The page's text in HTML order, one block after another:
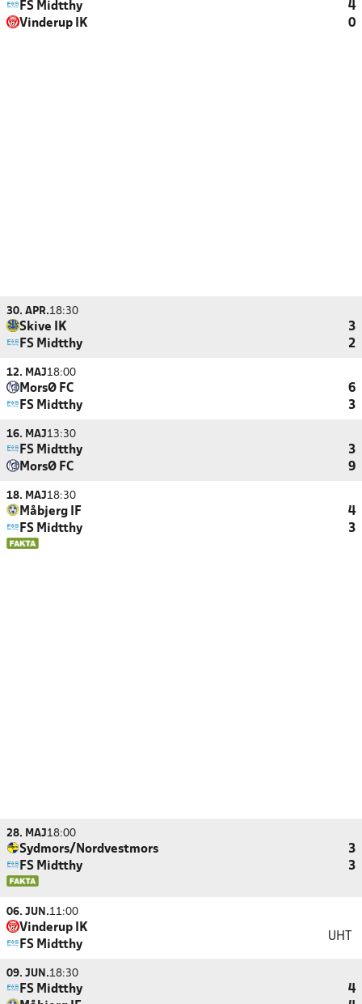
FS Midtthy
4
Vinderup IK
0
30. APR.18:30
Skive IK
3
FS Midtthy
2
12. MAJ18:00
MorsØ FC
6
FS Midtthy
3
16. MAJ13:30
FS Midtthy
3
MorsØ FC
9
18. MAJ18:30
Måbjerg IF
4
FS Midtthy
3
28. MAJ18:00
Sydmors/Nordvestmors
3
FS Midtthy
3
06. JUN.11:00
Vinderup IK
FS Midtthy
UHT
09. JUN.18:30
FS Midtthy
4